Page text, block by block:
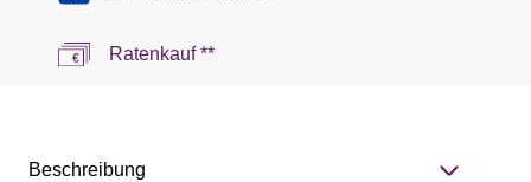
Ratenkauf **
Beschreibung